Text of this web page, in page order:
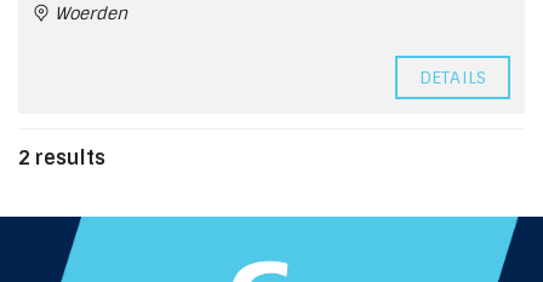
Woerden
DETAILS
2 results